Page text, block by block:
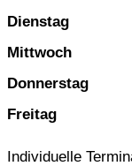
Dienstag
Mittwoch
Donnerstag
Freitag
Individuelle